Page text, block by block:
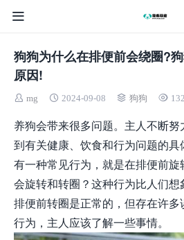
狗狗为什么在排便前会绕圈?
原因!
mg 2024-09-08 狗狗
养狗会带来很多问题。主人不断
到有关健康、饮食和行为问题的
有一种常见行为，就是在排便前
会旋转和转圈？这种行为比人们
排便前转圈是正常的，但存在许
行为，主人应该了解一些事情。